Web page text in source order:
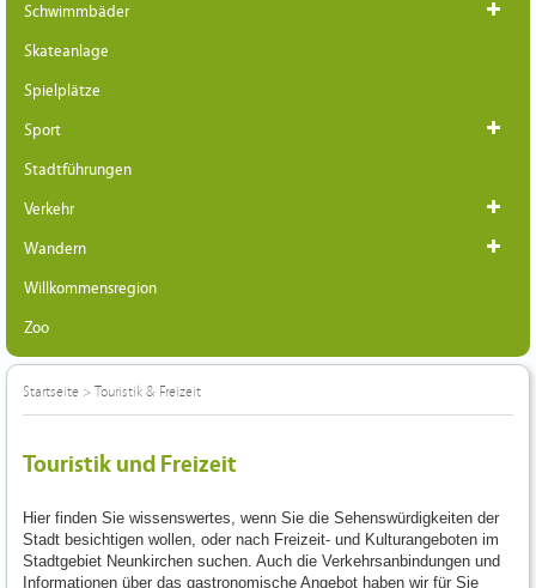
Schwimmbäder
Skateanlage
Spielplätze
Sport
Stadtführungen
Verkehr
Wandern
Willkommensregion
Zoo
Startseite > Touristik & Freizeit
Touristik und Freizeit
Hier finden Sie wissenswertes, wenn Sie die Sehenswürdigkeiten der
Stadt besichtigen wollen, oder nach Freizeit- und Kulturangeboten im
Stadtgebiet Neunkirchen suchen. Auch die Verkehrsanbindungen und
Informationen über das gastronomische Angebot haben wir für Sie